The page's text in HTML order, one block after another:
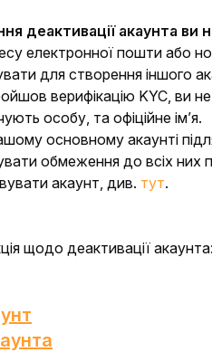
деактивації акаунта ви
електронної пошти або
для створення іншого
верифікацію KYC, ви
особу, та офіційне ім’я.
основному акаунті
обмеження до всіх них
акаунт, див. тут.
щодо деактивації акаунта: